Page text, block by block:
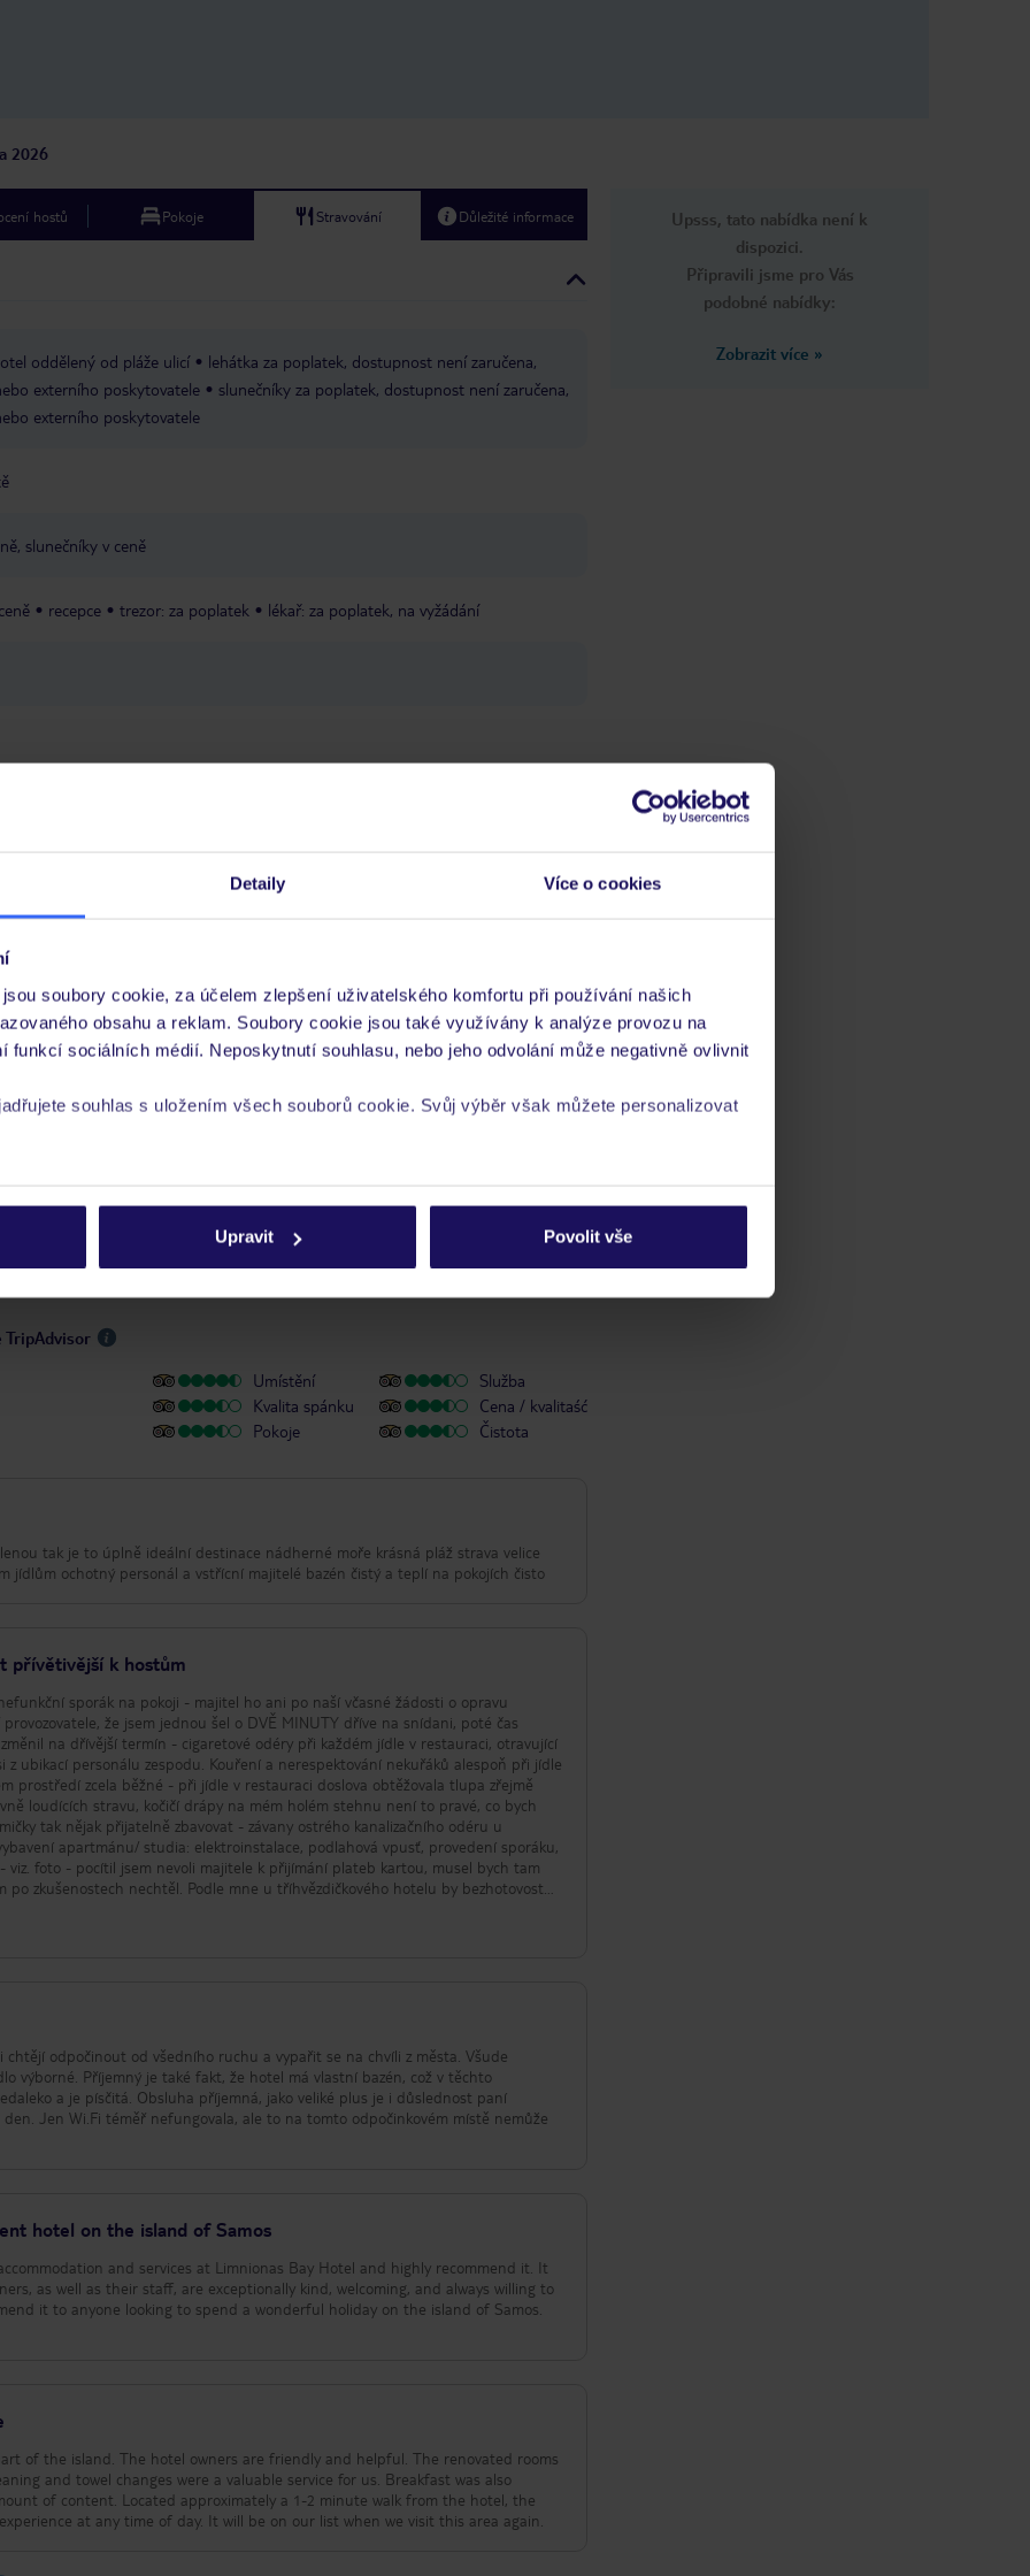
Detaily Více o cookies
soubory cookie, za účelem zlepšení uživatelského komfortu při používání našich
obsahu a reklam. Soubory cookie jsou také využívány k analýze provozu na
funkcí sociálních médií. Neposkytnutí souhlasu, nebo jeho odvolání může negativně ovlivnit
souhlas s uložením všech souborů cookie. Svůj výběr však můžete personalizovat
cookie naleznete vzásadách používání souborů cookieazásadách ochrany
Upravit Povolit vše
zaplatil bez problému kartou. -
špatné připojení WIFI, muselo se
2026
hostů Pokoje Stravování Důležité informace
oddělený od pláže ulicí
lehátka za poplatek, dostupnost není zaručena,
externího poskytovatele
slunečníky za poplatek, dostupnost není zaručena,
externího poskytovatele
slunečníky v ceně
recepce trezor: za poplatek lékař: za poplatek, na vyžádání
je péče poskytována pouze prostřednictvím TUI Service Center 24/7:
požadavcích naleznete na www.tui.cz v záložceDelegátský online servis 24/7
řecké vlády turistická daň nahrazena klimatickou taxou. Platba musí
klimatické taxy závisí na místní kategorii hotelu/ubytování. Ubytovací
hotely - cca 15 € za pokoj/nocU apartmánů - cca 2 € za
noc.
informace MZV týkající se země, do které cestujete. .
TripAdvisor
Umístění
Kvalita spánku
Pokoje
Služba
Cena / kvalitaść
Čistota
tak je to úplně ideální destinace nádherné moře krásná pláž strava velice
jídlům ochotný personál a vstřícní majitelé bazén čistý a teplí na pokojích čisto
přívětivější k hostům
sporák na pokoji - majitel ho ani po naší včasné žádosti o opravu
že jsem jednou šel o DVĚ MINUTY dříve na snídani, poté čas
na dřívější termín - cigaretové odéry při každém jídle v restauraci, otravující
z ubikací personálu zespodu. Kouření a nerespektování nekuřáků alespoň při jídle
prostředí zcela běžné - při jídle v restauraci doslova obtěžovala tlupa zřejmě
loudících stravu, kočičí drápy na mém holém stehnu není to pravé, co bych
tak nějak přijatelně zbavovat - závany ostrého kanalizačního odéru u
apartmánu/ studia: elektroinstalace, podlahová vpusť, provedení sporáku,
viz. foto - pocítil jsem nevoli majitele k přijímání plateb kartou, musel bych tam
zkušenostech nechtěl. Podle mne u tříhvězdičkového hotelu by bezhotovostní
v daných odlehlých končinách bez bankomatu je to nutnost. Tak jsem raději
zaplatil bez problému kartou. - špatné připojení WIFI, muselo se hledat vhodné
chtějí odpočinout od všedního ruchu a vypařit se na chvíli z města. Všude
výborné. Příjemný je také fakt, že hotel má vlastní bazén, což v těchto
a je písčitá. Obsluha příjemná, jako veliké plus je i důslednost paní
den. Jen Wi.Fi téměř nefungovala, ale to na tomto odpočinkovém místě nemůže
hotel on the island of Samos
and services at Limnionas Bay Hotel and highly recommend it. It
as well as their staff, are exceptionally kind, welcoming, and always willing to
it to anyone looking to spend a wonderful holiday on the island of Samos.
of the island. The hotel owners are friendly and helpful. The renovated rooms
and towel changes were a valuable service for us. Breakfast was also
of content. Located approximately a 1-2 minute walk from the hotel, the
at any time of day. It will be on our list when we visit this area again.
Upsss, tato nabídka není k
dispozici.
Připravili jsme pro Vás
podobné nabídky:
Zobrazit více »